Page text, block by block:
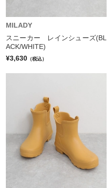
MILADY
スニーカー レインシューズ(BL
ACK/WHITE)
¥3,630 （税込）